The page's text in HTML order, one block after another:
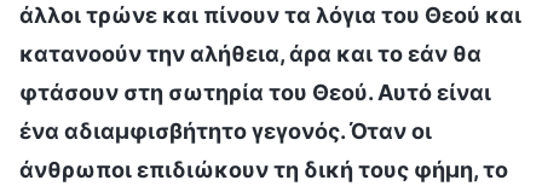
άλλοι τρώνε και πίνουν τα λόγια του Θεού και
κατανοούν την αλήθεια, άρα και το εάν θα
φτάσουν στη σωτηρία του Θεού. Αυτό είναι
ένα αδιαμφισβήτητο γεγονός. Όταν οι
άνθρωποι επιδιώκουν τη δική τους φήμη, το